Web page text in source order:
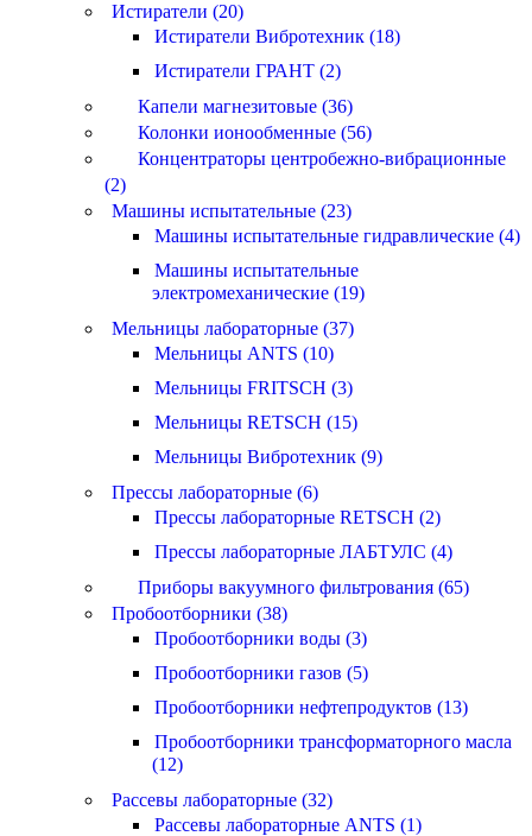
Истиратели (20)
Истиратели Вибротехник (18)
Истиратели ГРАНТ (2)
Капели магнезитовые (36)
Колонки ионообменные (56)
Концентраторы центробежно-вибрационные
(2)
Машины испытательные (23)
Машины испытательные гидравлические (4)
Машины испытательные
электромеханические (19)
Мельницы лабораторные (37)
Мельницы ANTS (10)
Мельницы FRITSCH (3)
Мельницы RETSCH (15)
Мельницы Вибротехник (9)
Прессы лабораторные (6)
Прессы лабораторные RETSCH (2)
Прессы лабораторные ЛАБТУЛС (4)
Приборы вакуумного фильтрования (65)
Пробоотборники (38)
Пробоотборники воды (3)
Пробоотборники газов (5)
Пробоотборники нефтепродуктов (13)
Пробоотборники трансформаторного масла
(12)
Рассевы лабораторные (32)
Рассевы лабораторные ANTS (1)